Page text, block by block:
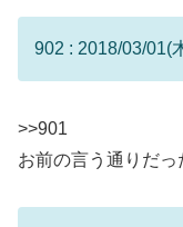
902 : 2018/03/01(
>>901
お前の言う通りだっ